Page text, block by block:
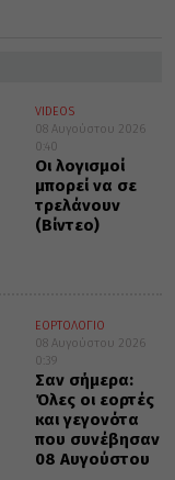
VIDEOS
08 Αυγούστου 2026
0:40
Οι λογισμοί
μπορεί να σε
τρελάνουν
(Βίντεο)
ΕΟΡΤΟΛΟΓΙΟ
08 Αυγούστου 2026
0:39
Σαν σήμερα:
Όλες οι εορτές
και γεγονότα
που συνέβησαν
08 Αυγούστου